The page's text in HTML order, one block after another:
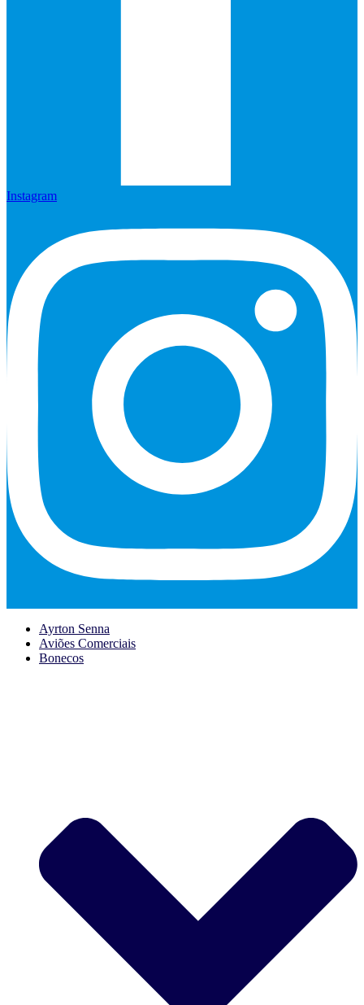
Instagram
Ayrton Senna
Aviões Comerciais
Bonecos